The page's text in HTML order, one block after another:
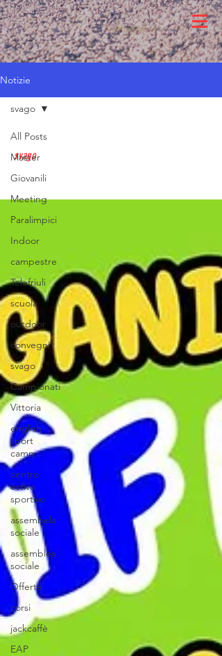
Notizie
All Posts
Master
Giovanili
Meeting
Paralimpici
Indoor
campestre
Telefriuli
scuola
outdoor
convegni
svago
Campionati
Vittoria
english
sport
camp
centro
estivo
sportivo
assembela
sociale
assemblea
sociale
Offerte
corsi
jackcaffè
EAP
svago
svago